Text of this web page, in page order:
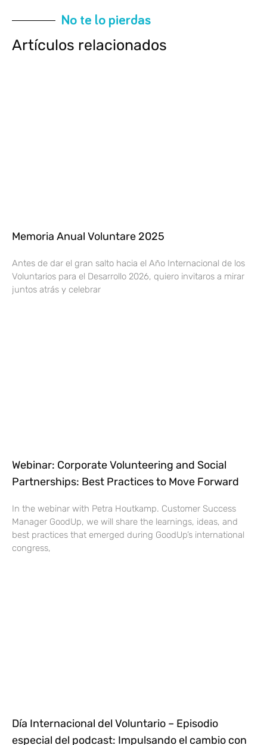
No te lo pierdas
Artículos relacionados
Memoria Anual Voluntare 2025
Antes de dar el gran salto hacia el Año Internacional de los
Voluntarios para el Desarrollo 2026, quiero invitaros a mirar
juntos atrás y celebrar
Webinar: Corporate Volunteering and Social
Partnerships: Best Practices to Move Forward
In the webinar with Petra Houtkamp. Customer Success
Manager GoodUp, we will share the learnings, ideas, and
best practices that emerged during GoodUp’s international
congress,
Día Internacional del Voluntario – Episodio
especial del podcast: Impulsando el cambio con